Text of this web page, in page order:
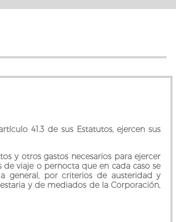
41.3 de sus Estatutos, ejercen sus
y otros gastos necesarios para ejercer
viaje o pernocta que en cada caso se
general, por criterios de austeridad y
y de mediados de la Corporación,